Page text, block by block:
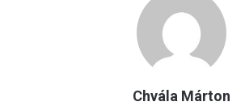
Chvála Márton